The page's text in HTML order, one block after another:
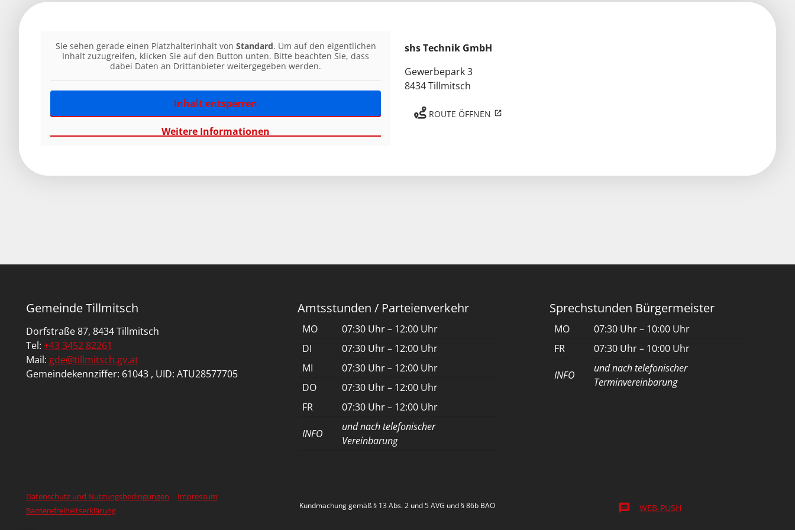
Sie sehen gerade einen Platzhalterinhalt von Standard. Um auf den eigentlichen
Inhalt zuzugreifen, klicken Sie auf den Button unten. Bitte beachten Sie, dass
dabei Daten an Drittanbieter weitergegeben werden.
Inhalt entsperren
Weitere Informationen
shs Technik GmbH
Gewerbepark 3
8434 Tillmitsch
ROUTE ÖFFNEN
Gemeinde Tillmitsch
Dorfstraße 87, 8434 Tillmitsch
Tel: +43 3452 82261
Mail: gde@tillmitsch.gv.at
Gemeindekennziffer: 61043 , UID: ATU28577705
Amtsstunden / Parteienverkehr
MO
07:30 Uhr – 12:00 Uhr
DI
07:30 Uhr – 12:00 Uhr
MI
07:30 Uhr – 12:00 Uhr
DO
07:30 Uhr – 12:00 Uhr
FR
07:30 Uhr – 12:00 Uhr
INFO
und nach telefonischer
Vereinbarung
Sprechstunden Bürgermeister
MO
07:30 Uhr – 10:00 Uhr
FR
07:30 Uhr – 10:00 Uhr
INFO
und nach telefonischer
Terminvereinbarung
Datenschutz und Nutzungsbedingungen
Impressum
Barrierefreiheitserklärung
Kundmachung gemäß § 13 Abs. 2 und 5 AVG und § 86b BAO message WEB-PUSH